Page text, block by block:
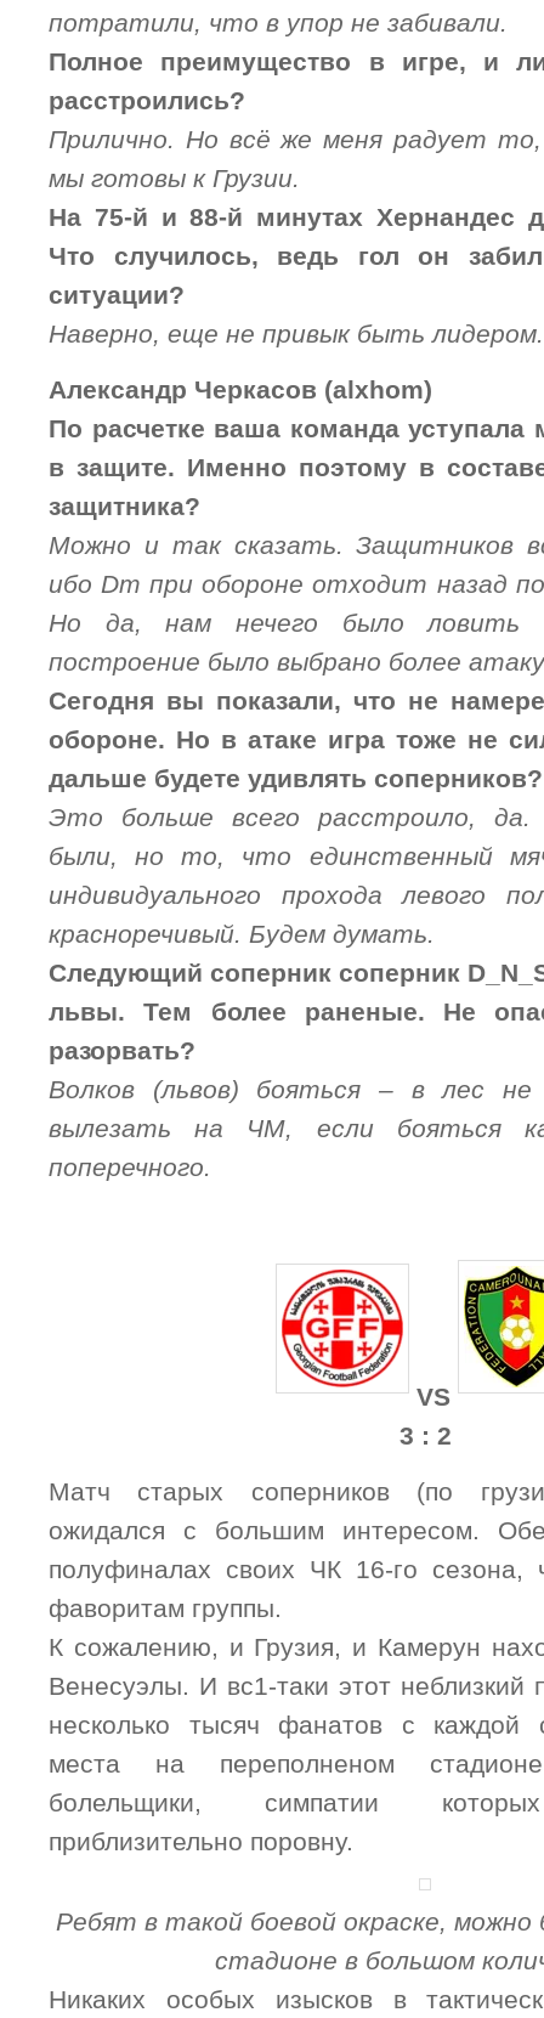
потратили, что в упор не забивали.
Полное преимущество в игре, и
расстроились?
Прилично. Но всё же меня радует
мы готовы к Грузии.
На 75-й и 88-й минутах Хернандес
Что случилось, ведь гол он
ситуации?
Наверно, еще не привык быть лидером.
Александр Черкасов (alxhom)
По расчетке ваша команда уступала
в защите. Именно поэтому в
защитника?
Можно и так сказать. Защитников
ибо Dm при обороне отходит назад
Но да, нам нечего было ловить
построение было выбрано более
Сегодня вы показали, что не
обороне. Но в атаке игра тоже не
дальше будете удивлять соперников?
Это больше всего расстроило,
были, но то, что единственный
индивидуального прохода левого
красноречивый. Будем думать.
Следующий соперник соперник
львы. Тем более раненые. Не
разорвать?
Волков (львов) бояться – в лес
вылезать на ЧМ, если бояться
поперечного.
VS
3 : 2
Матч старых соперников (по
ожидался с большим интересом.
полуфиналах своих ЧК 16-го сезона,
фаворитам группы.
К сожалению, и Грузия, и Камерун
Венесуэлы. И вс1-таки этот неблизкий
несколько тысяч фанатов с каждой
места на переполненом
болельщики, симпатии
приблизительно поровну.
Ребят в такой боевой окраске,
стадионе в большом
Никаких особых изысков в